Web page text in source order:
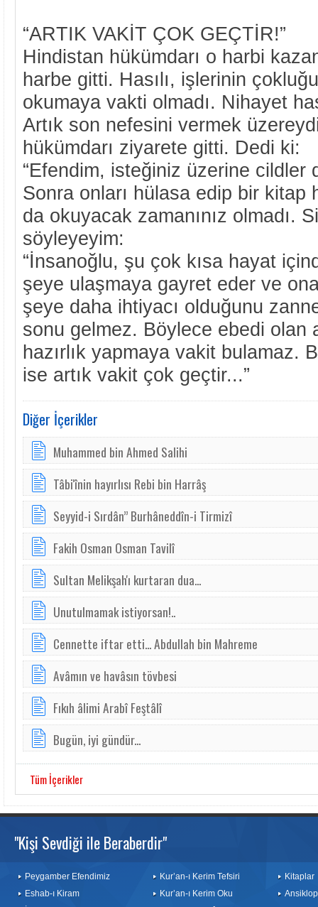
“ARTIK VAKİT ÇOK GEÇTİR!”
Hindistan hükümdarı o harbi
harbe gitti. Hasılı, işlerinin
okumaya vakti olmadı. Nihayet
Artık son nefesini vermek
hükümdarı ziyarete gitti. Dedi ki:
“Efendim, isteğiniz üzerine cildler
Sonra onları hülasa edip bir kitap
da okuyacak zamanınız olmadı.
söyleyeyim:
“İnsanoğlu, şu çok kısa hayat
şeye ulaşmaya gayret eder ve
şeye daha ihtiyacı olduğunu
sonu gelmez. Böylece ebedi olan
hazırlık yapmaya vakit bulamaz.
ise artık vakit çok geçtir...”
Diğer İçerikler
Muhammed bin Ahmed Salihi
Tâbi'înin hayırlısı Rebi bin Harrâş
Seyyid-i Sırdân” Burhâneddîn-i Tirmizî
Fakih Osman Osman Tavilî
Sultan Melikşah'ı kurtaran dua...
Unutulmamak istiyorsan!..
Cennette iftar etti... Abdullah bin Mahreme
Avâmın ve havâsın tövbesi
Fıkıh âlimi Arabî Feştâlî
Bugün, iyi gündür...
Tüm İçerikler
"Kişi Sevdiği ile Beraberdir"
Peygamber Efendimiz
Eshab-ı Kiram
Kur’an-ı Kerim Tefsiri
Kur’an-ı Kerim Oku
Kitaplar